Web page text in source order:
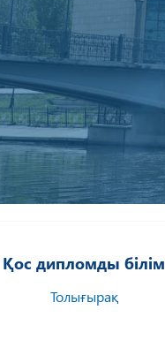
Қос дипломды білім
Толығырақ